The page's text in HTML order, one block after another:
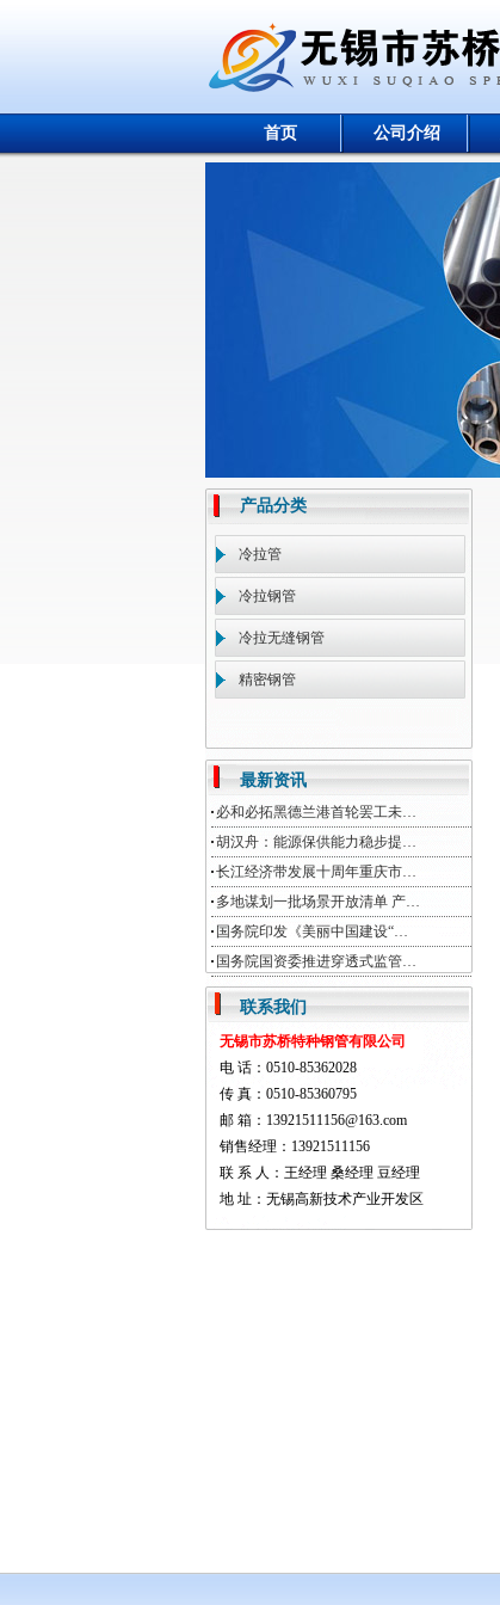
首页 公司介绍
产品分类
冷拉管
冷拉钢管
冷拉无缝钢管
精密钢管
最新资讯
必和必拓黑德兰港首轮罢工未…
胡汉舟：能源保供能力稳步提…
长江经济带发展十周年重庆市…
多地谋划一批场景开放清单 产…
国务院印发《美丽中国建设“…
国务院国资委推进穿透式监管…
联系我们
无锡市苏桥特种钢管有限公司
电 话：0510-85362028
传 真：0510-85360795
邮 箱：13921511156@163.com
销售经理：13921511156
联 系 人：王经理 桑经理 豆经理
地 址：无锡高新技术产业开发区